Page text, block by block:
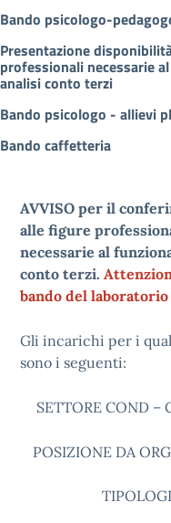
Bando psicologo-
Presentazione
professionali necessarie
analisi conto terzi
Bando psicologo - allievi
Bando caffetteria
AVVISO per il
alle figure
necessarie al
conto terzi.
bando del laboratorio
Gli incarichi per i
sono i seguenti:
SETTORE COND –
POSIZIONE DA